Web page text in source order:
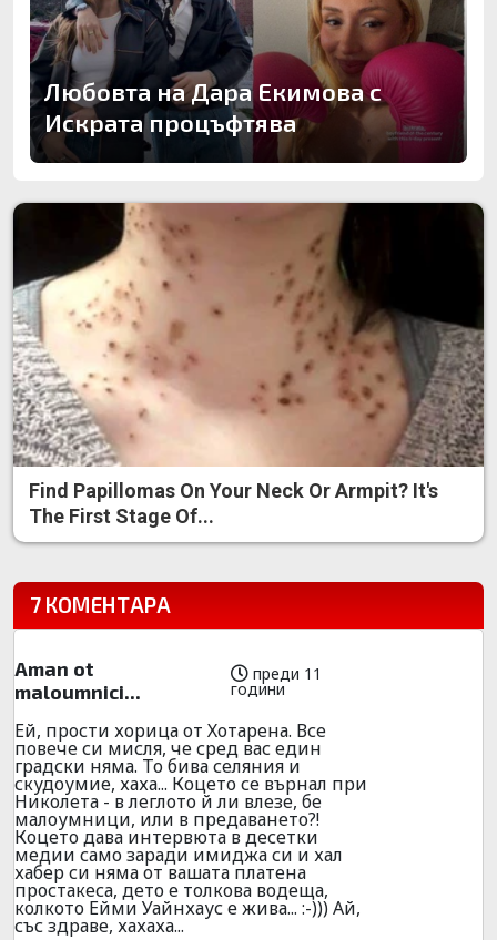
Любовта на Дара Екимова с
Искрата процъфтява
Find Papillomas On Your Neck Or Armpit? It's
The First Stage Of...
7 КОМЕНТАРА
Aman ot
maloumnici...
преди 11
години
Ей, прости хорица от Хотарена. Все
повече си мисля, че сред вас един
градски няма. То бива селяния и
скудоумие, хаха... Коцето се върнал при
Николета - в леглото й ли влезе, бе
малоумници, или в предаването?!
Коцето дава интервюта в десетки
медии само заради имиджа си и хал
хабер си няма от вашата платена
простакеса, дето е толкова водеща,
колкото Ейми Уайнхаус е жива... :-))) Ай,
със здраве, хахаха...